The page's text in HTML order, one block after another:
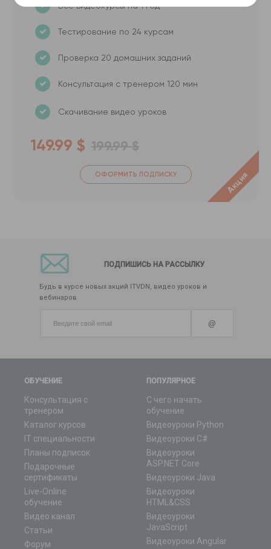
Все видеокурсы на 1 год
Тестирование по 24 курсам
Проверка 20 домашних заданий
Консультация с тренером 120 мин
Скачивание видео уроков
149.99 $ 199.99 $
ОФОРМИТЬ ПОДПИСКУ Акция
ОБУЧЕНИЕ
Консультация с
тренером
Каталог курсов
IT специальности
Планы подписок
Подарочные
сертификаты
Live-Online
обучение
Видео канал
Статьи
Форум
ПОПУЛЯРНОЕ
С чего начать
обучение
Видеоуроки Python
Видеоуроки C#
Видеоуроки
ASP.NET Core
Видеоуроки Java
Видеоуроки
HTML&CSS
Видеоуроки
JavaScript
Видеоуроки Angular
ПОДПИШИСЬ НА РАССЫЛКУ
Будь в курсе новых акций ITVDN, видео уроков и
вебинаров
@